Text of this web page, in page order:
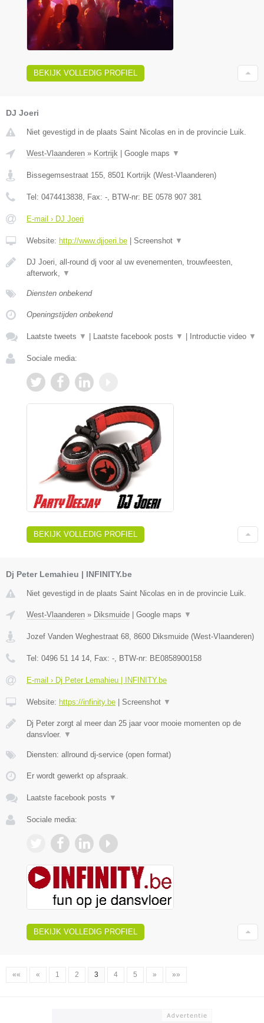
BEKIJK VOLLEDIG PROFIEL
DJ Joeri
Niet gevestigd in de plaats Saint Nicolas en in de provincie Luik.
West-Vlaanderen » Kortrijk Google maps ▼
Bissegemsestraat 155 8501 Kortrijk (West-Vlaanderen)
Tel: 0474413838 , Fax: - , BTW-nr: BE 0578 907 381
E-mail › DJ Joeri
Website: http://www.djjoeri.be Screenshot ▼
DJ Joeri, all-round dj voor al uw evenementen, trouwfeesten,
afterwork,
▼
Diensten onbekend
Openingstijden onbekend
Laatste tweets ▼ Laatste facebook posts ▼ Introductie video ▼
Sociale media:
BEKIJK VOLLEDIG PROFIEL
Dj Peter Lemahieu | INFINITY.be
Niet gevestigd in de plaats Saint Nicolas en in de provincie Luik.
West-Vlaanderen » Diksmuide Google maps ▼
Jozef Vanden Weghestraat 68, 8600 Diksmuide (West-Vlaanderen)
Tel: 0496 51 14 14, Fax: -, BTW-nr: BE0858900158
E-mail › Dj Peter Lemahieu | INFINITY.be
Website: https://infinity.be Screenshot ▼
Dj Peter zorgt al meer dan 25 jaar voor mooie momenten op de
dansvloer. ▼
Diensten: allround dj-service (open format)
Er wordt gewerkt op afspraak.
Laatste facebook posts ▼
Sociale media:
BEKIJK VOLLEDIG PROFIEL
«« « 1 2 3 4 5 » »»